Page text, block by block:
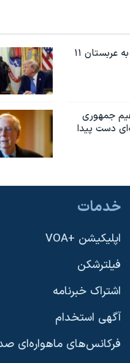
حمله شورشیان حوثی به عربستان ۱۱
جمهوری
دست پیدا
خدمات
اپلیکیشن +VOA
فیلترشکن
اشتراک خبرنامه
آگهی استخدام
فرکانس‌های ماهواره‌ای